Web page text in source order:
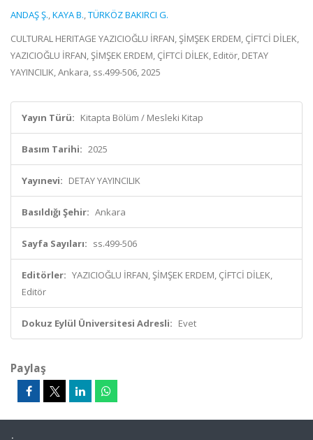
ANDAŞ Ş.,KAYA B.,TÜRKÖZ BAKIRCI G.
CULTURAL HERITAGE YAZICIOĞLU İRFAN, ŞİMŞEK ERDEM, ÇİFTCİ DİLEK,
YAZICIOĞLU İRFAN, ŞİMŞEK ERDEM, ÇİFTCİ DİLEK, Editör, DETAY
YAYINCILIK, Ankara, ss.499-506, 2025
Yayın Türü: Kitapta Bölüm / Mesleki Kitap
Basım Tarihi: 2025
Yayınevi: DETAY YAYINCILIK
Basıldığı Şehir: Ankara
Sayfa Sayıları: ss.499-506
Editörler: YAZICIOĞLU İRFAN, ŞİMŞEK ERDEM, ÇİFTCİ DİLEK,
Editör
Dokuz Eylül Üniversitesi Adresli: Evet
Paylaş